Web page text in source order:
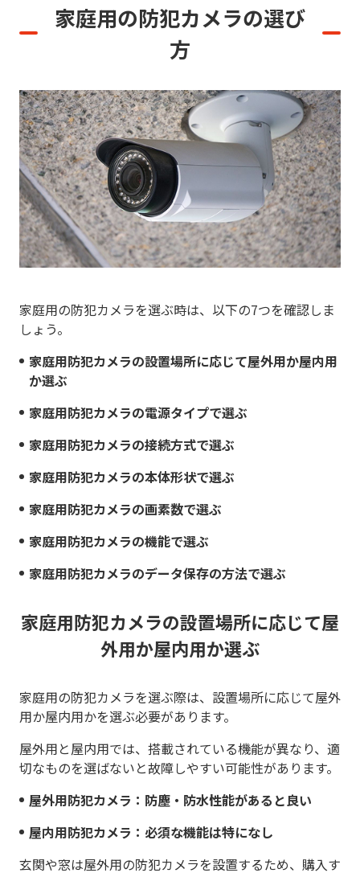
家庭用の防犯カメラの選び
方
家庭用の防犯カメラを選ぶ時は、以下の7つを確認しま
しょう。
家庭用防犯カメラの設置場所に応じて屋外用か屋内用
か選ぶ
家庭用防犯カメラの電源タイプで選ぶ
家庭用防犯カメラの接続方式で選ぶ
家庭用防犯カメラの本体形状で選ぶ
家庭用防犯カメラの画素数で選ぶ
家庭用防犯カメラの機能で選ぶ
家庭用防犯カメラのデータ保存の方法で選ぶ
家庭用防犯カメラの設置場所に応じて屋
外用か屋内用か選ぶ
家庭用の防犯カメラを選ぶ際は、設置場所に応じて屋外
用か屋内用かを選ぶ必要があります。
屋外用と屋内用では、搭載されている機能が異なり、適
切なものを選ばないと故障しやすい可能性があります。
屋外用防犯カメラ：防塵・防水性能があると良い
屋内用防犯カメラ：必須な機能は特になし
玄関や窓は屋外用の防犯カメラを設置するため、購入す